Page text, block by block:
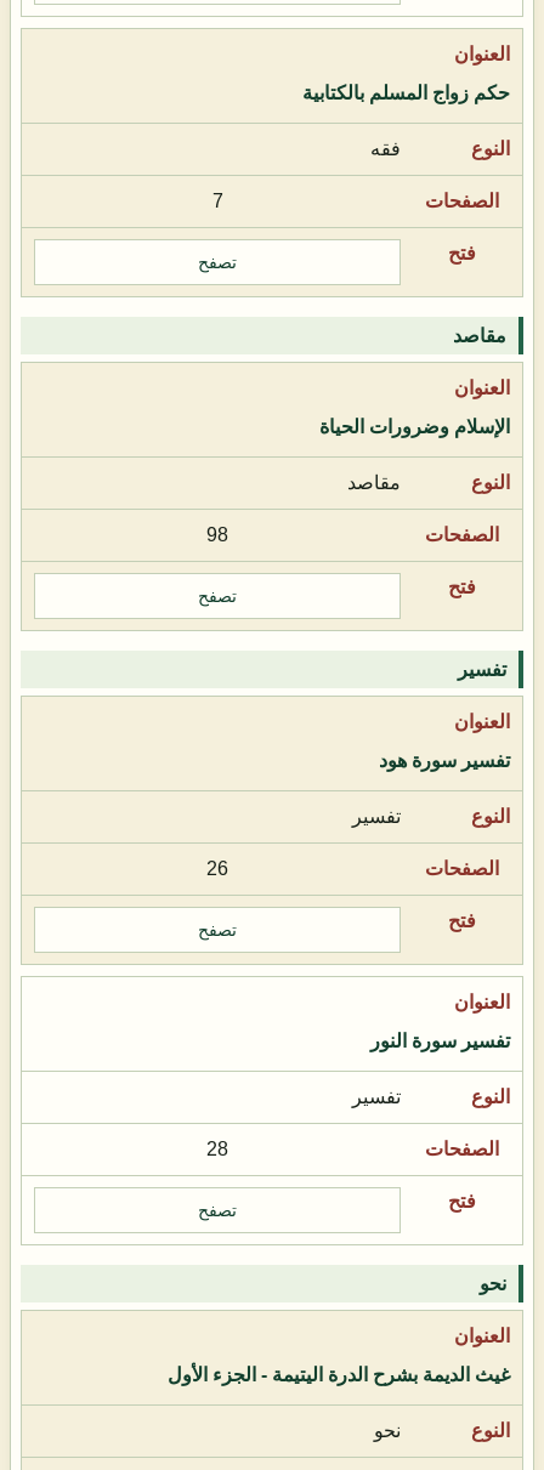
حكم زواج المسلم بالكتابية
فقه
7
تصفح
مقاصد
الإسلام وضرورات الحياة
مقاصد
98
تصفح
تفسير
تفسير سورة هود
تفسير
26
تصفح
تفسير سورة النور
تفسير
28
تصفح
نحو
غيث الديمة بشرح الدرة اليتيمة - الجزء الأول
نحو